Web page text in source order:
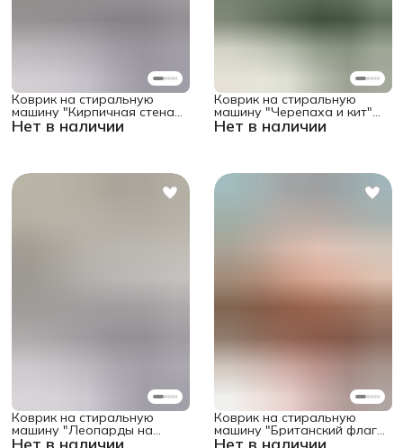
Нет в наличии
Коврик на стиральную
машину "Кирпичная стена"
защитный,
противоскользящий,
Нет в наличии
Коврик на стиральную
машину "Черепаха и кит"
защитный,
противоскользящий,
Коврик на стиральную
машину "Леопарды на
сером фоне" защитный,
Коврик на стиральную
машину "Британский флаг"
защитный,